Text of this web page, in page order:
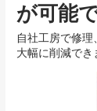
が可能で
自社工房で修
大幅に削減でき